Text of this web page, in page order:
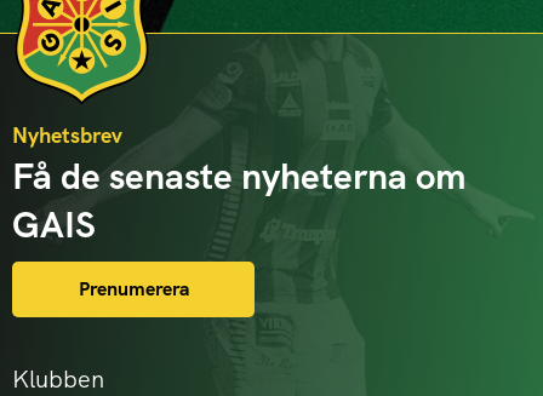
Klubben
Nyhetsbrev
Få de senaste nyheterna om
GAIS
Prenumerera